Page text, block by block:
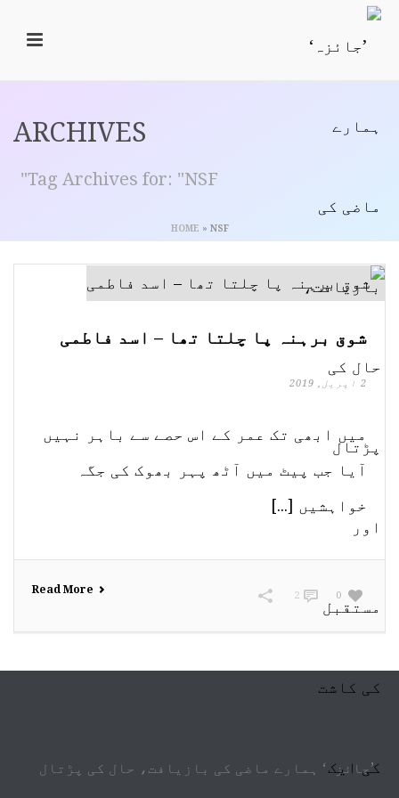
ARCHIVES
Tag Archives for: "NSF"
HOME » NSF
شوق برہنہ پا چلتا تھا – اسد فاطمی
2 اپریل, 2019
میں ابھی تک عمر کے اس حصے سے باہر نہیں
آیا جب پیٹ میں آٹھ پہر بھوک کی جگہ
خواہشیں [...]
Read More 0
2
’جائزہ‘ ہمارے ماضی کی بازیافت، حال کی پڑتال